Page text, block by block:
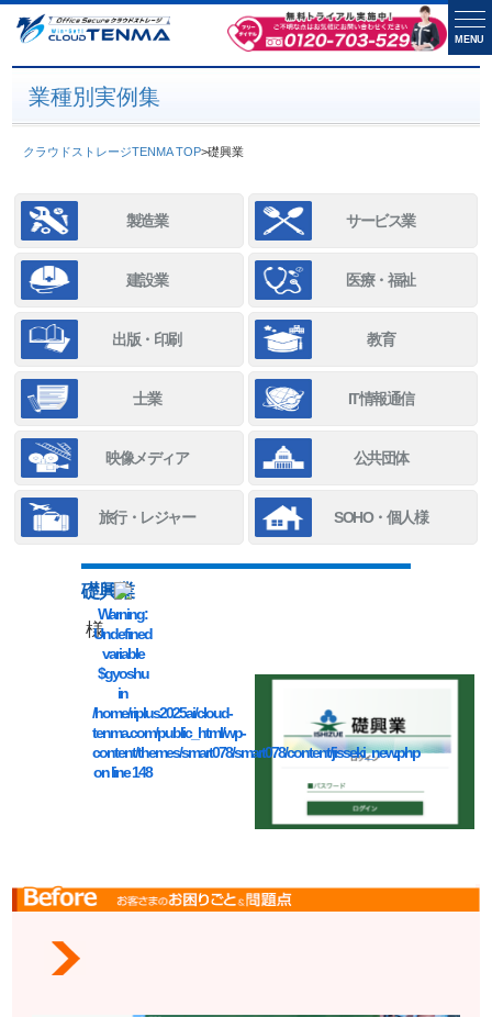
業種別実例集
クラウドストレージTENMA TOP>礎興業
製造業 サービス業
建設業 医療・福祉
出版・印刷 教育
士業 IT情報通信
映像メディア 公共団体
旅行・レジャー SOHO・個人様
Warning:
Undefined
variable
$gyoshu
in
/home/riplus2025ai/cloud-
tenma.com/public_html/wp-
content/themes/smart078/smart078/content/jisseki_new.php
on line148
礎興業
様
MENU